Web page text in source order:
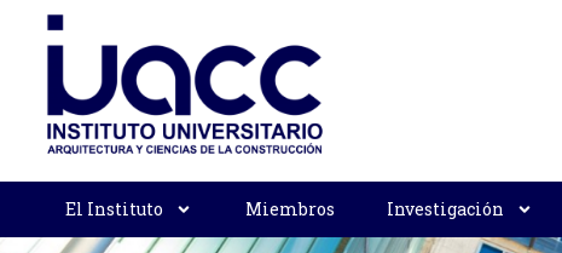
El Instituto Miembros Investigación